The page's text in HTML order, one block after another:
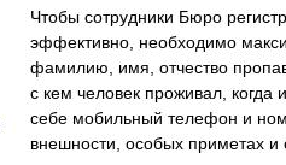
Чтобы сотрудники Бюро
эффективно, необходимо
фамилию, имя, отчество
с кем человек проживал, когда
себе мобильный телефон и
внешности, особых приметах